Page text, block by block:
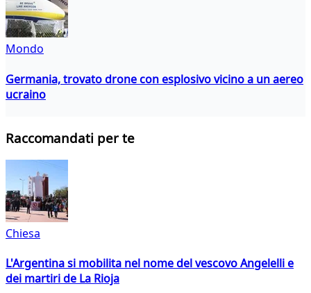
Mondo
Germania, trovato drone con esplosivo vicino a un aereo
ucraino
Raccomandati per te
Chiesa
L'Argentina si mobilita nel nome del vescovo Angelelli e
dei martiri de La Rioja